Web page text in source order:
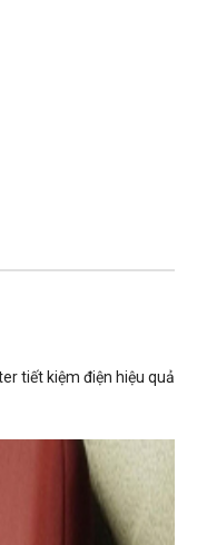
tiết kiệm điện hiệu quả